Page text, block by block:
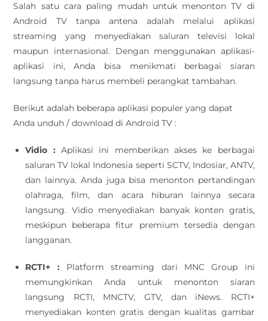
Salah satu cara paling mudah untuk menonton TV di
Android TV tanpa antena adalah melalui aplikasi
streaming yang menyediakan saluran televisi lokal
maupun internasional. Dengan menggunakan aplikasi-
aplikasi ini, Anda bisa menikmati berbagai siaran
langsung tanpa harus membeli perangkat tambahan.
Berikut adalah beberapa aplikasi populer yang dapat
Anda unduh / download di Android TV :
Vidio :Aplikasi ini memberikan akses ke berbagai
saluran TV lokal Indonesia seperti SCTV, Indosiar, ANTV,
dan lainnya. Anda juga bisa menonton pertandingan
olahraga, film, dan acara hiburan lainnya secara
langsung. Vidio menyediakan banyak konten gratis,
meskipun beberapa fitur premium tersedia dengan
langganan.
RCTI+ :Platform streaming dari MNC Group ini
memungkinkan Anda untuk menonton siaran
langsung RCTI, MNCTV, GTV, dan iNews. RCTI+
menyediakan konten gratis dengan kualitas gambar